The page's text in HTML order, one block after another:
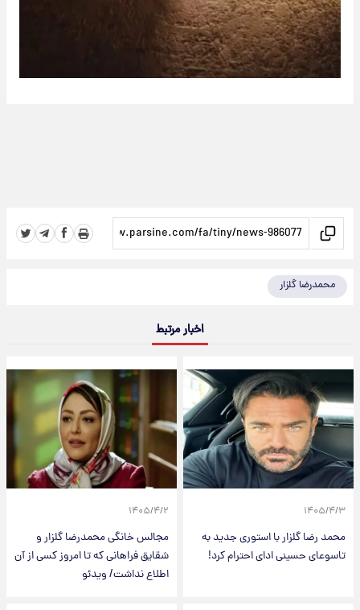
محمدرضا گلزار
اخبار مرتبط
۱۴۰۵/۴/۳
محمد رضا گلزار با استوری جدید به
تاسوعای حسینی ادای احترام کرد!
۱۴۰۵/۴/۲
مجالس خانگی محمدرضا گلزار و
شقایق فراهانی که تا امروز کسی از آن
اطلاع نداشت/ ویدئو